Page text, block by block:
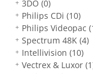
3DO(0)
Philips CDi(10)
Philips Videopac
Spectrum 48K(4)
Intellivision(10)
Vectrex & Luxor